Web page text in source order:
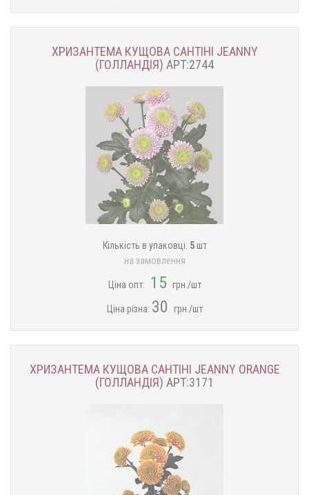
ХРИЗАНТЕМА КУЩОВА САНТІНІ JEANNY
(ГОЛЛАНДІЯ) АРТ:2744
Кількість в упаковці: 5шт
на замовлення
Ціна опт: 15 грн./шт
Ціна різна: 30 грн./шт
ХРИЗАНТЕМА КУЩОВА САНТІНІ JEANNY ORANGE
(ГОЛЛАНДІЯ) АРТ:3171